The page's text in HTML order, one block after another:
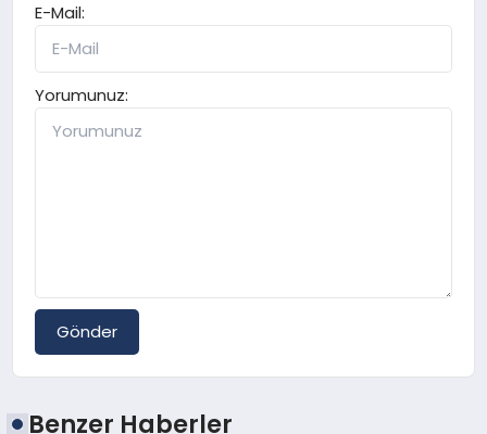
E-Mail:
Yorumunuz:
Gönder
Benzer Haberler